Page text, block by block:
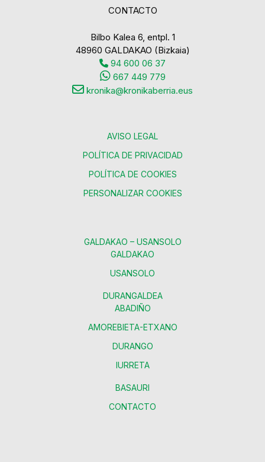
CONTACTO
Bilbo Kalea 6, entpl. 1
48960 GALDAKAO (Bizkaia)
94 600 06 37
667 449 779
kronika@kronikaberria.eus
AVISO LEGAL
POLÍTICA DE PRIVACIDAD
POLÍTICA DE COOKIES
PERSONALIZAR COOKIES
GALDAKAO – USANSOLO
GALDAKAO
USANSOLO
DURANGALDEA
ABADIÑO
AMOREBIETA-ETXANO
DURANGO
IURRETA
BASAURI
CONTACTO